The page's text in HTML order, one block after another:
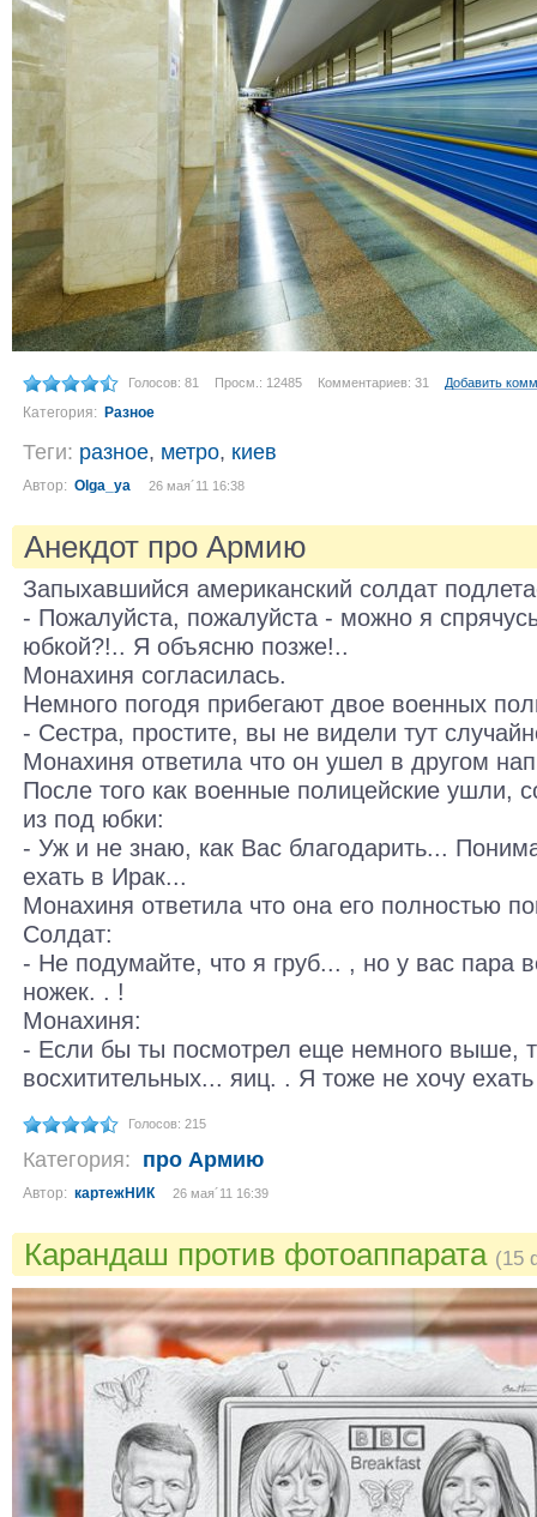
Голосов: 81 Просм.: 12485 Комментариев: 31 Добавить
Категория: Разное
Теги: разное, метро, киев
Автор: Olga_ya 26 мая´11 16:38
Анекдот про Армию
Запыхавшийся американский солдат
- Пожалуйста, пожалуйста - можно я
юбкой?!.. Я объясню позже!..
Монахиня согласилась.
Немного погодя прибегают двое военных
- Сестра, простите, вы не видели тут
Монахиня ответила что он ушел в другом
После того как военные полицейские ушли,
из под юбки:
- Уж и не знаю, как Вас благодарить...
ехать в Ирак...
Монахиня ответила что она его полностью
Солдат:
- Не подумайте, что я груб... , но у вас пара
ножек. . !
Монахиня:
- Если бы ты посмотрел еще немного выше,
восхитительных... яиц. . Я тоже не хочу
Голосов: 215
Категория: про Армию
Автор: картежНИК 26 мая´11 16:39
Карандаш против фотоаппарата (15